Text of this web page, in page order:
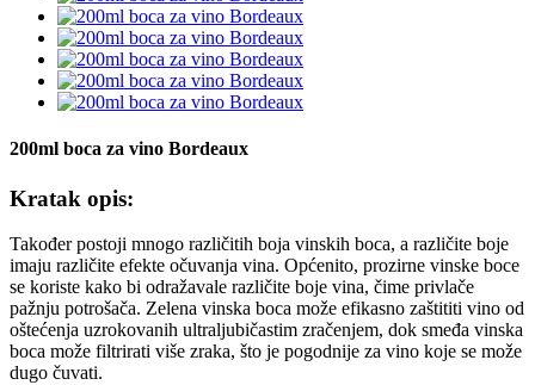
200ml boca za vino Bordeaux
Kratak opis:
Također postoji mnogo različitih boja vinskih boca, a različite boje
imaju različite efekte očuvanja vina. Općenito, prozirne vinske boce
se koriste kako bi odražavale različite boje vina, čime privlače
pažnju potrošača. Zelena vinska boca može efikasno zaštititi vino od
oštećenja uzrokovanih ultraljubičastim zračenjem, dok smeđa vinska
boca može filtrirati više zraka, što je pogodnije za vino koje se može
dugo čuvati.